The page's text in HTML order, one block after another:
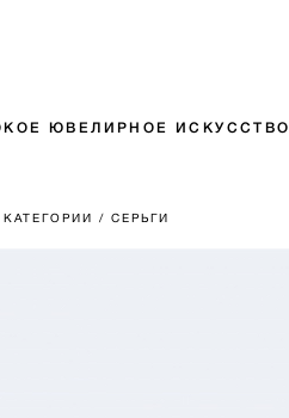
ЮВЕЛИРНОЕ ИСКУССТВО
КАТЕГОРИИ / СЕРЬГИ